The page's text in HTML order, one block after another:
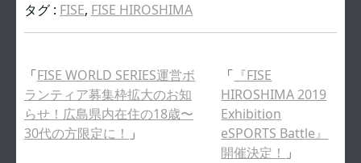
タグ : FISE, FISE HIROSHIMA
「FISE WORLD SERIES運営ボ
ランティア募集枠拡大のお知
らせ！広島県内在住の18歳〜
30代の方限定に！ 」
「 『FISE
HIROSHIMA 2019
Exhibition
eSPORTS Battle』
開催決定！ 」